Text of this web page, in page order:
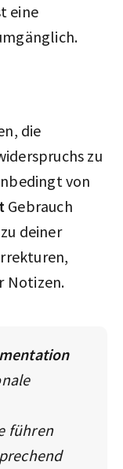
eine
die
zu
von
Gebrauch
deiner
Notizen.
führen